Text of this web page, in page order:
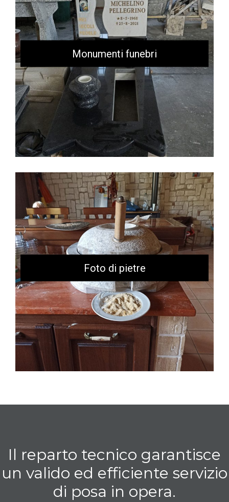
Monumenti funebri
Foto di pietre
Il reparto tecnico garantisce
un valido ed efficiente servizio
di posa in opera.